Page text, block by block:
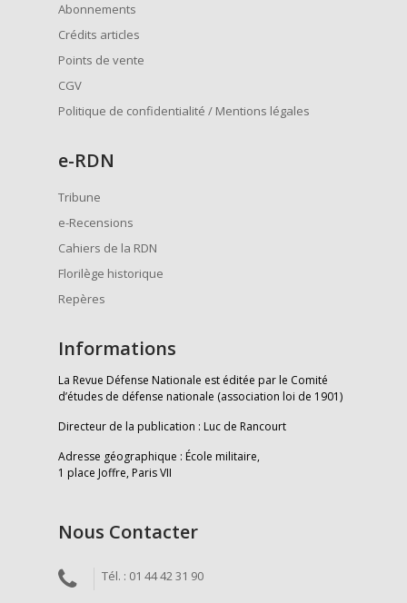
Abonnements
Crédits articles
Points de vente
CGV
Politique de confidentialité / Mentions légales
e-RDN
Tribune
e-Recensions
Cahiers de la RDN
Florilège historique
Repères
Informations
La Revue Défense Nationale est éditée par le Comité
d’études de défense nationale (association loi de 1901)
Directeur de la publication : Luc de Rancourt
Adresse géographique : École militaire,
1 place Joffre, Paris VII
Nous Contacter
Tél. : 01 44 42 31 90